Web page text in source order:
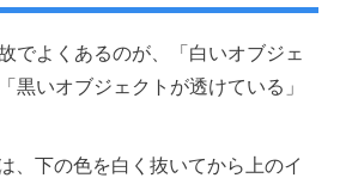
でよくあるのが、「白いオブジェ
黒いオブジェクトが透けている」
、下の色を白く抜いてから上のイ